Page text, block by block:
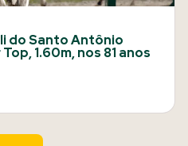
do Santo Antônio
1.60m, nos 81 anos